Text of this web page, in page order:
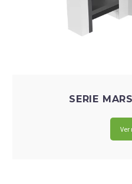
SERIE
Ver